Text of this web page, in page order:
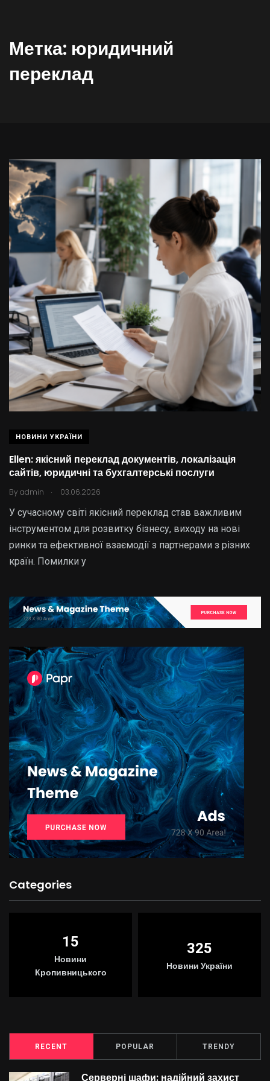
Метка: юридичний
переклад
НОВИНИ УКРАЇНИ
Ellen: якісний переклад документів, локалізація
сайтів, юридичні та бухгалтерські послуги
By admin . 03.06.2026
У сучасному світі якісний переклад став важливим
інструментом для розвитку бізнесу, виходу на нові
ринки та ефективної взаємодії з партнерами з різних
країн. Помилки у
Categories
15
Новини
Кропивницького
325
Новини України
RECENT POPULAR TRENDY
Серверні шафи: надійний захист